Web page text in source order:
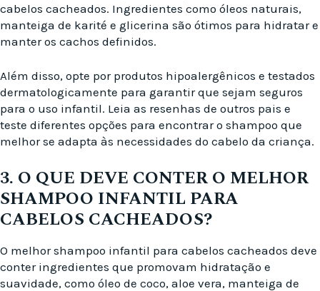
cabelos cacheados. Ingredientes como óleos naturais,
manteiga de karité e glicerina são ótimos para hidratar e
manter os cachos definidos.
Além disso, opte por produtos hipoalergênicos e testados
dermatologicamente para garantir que sejam seguros
para o uso infantil. Leia as resenhas de outros pais e
teste diferentes opções para encontrar o shampoo que
melhor se adapta às necessidades do cabelo da criança.
3. O QUE DEVE CONTER O MELHOR
SHAMPOO INFANTIL PARA
CABELOS CACHEADOS?
O melhor shampoo infantil para cabelos cacheados deve
conter ingredientes que promovam hidratação e
suavidade, como óleo de coco, aloe vera, manteiga de